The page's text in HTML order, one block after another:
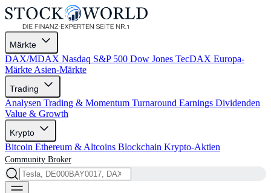
Märkte
DAX/MDAX Nasdaq S&P 500 Dow Jones TecDAX Europa-
Märkte Asien-Märkte
Trading
Analysen Trading & Momentum Turnaround Earnings Dividenden
Value & Growth
Krypto
Bitcoin Ethereum & Altcoins Blockchain Krypto-Aktien
Community Broker